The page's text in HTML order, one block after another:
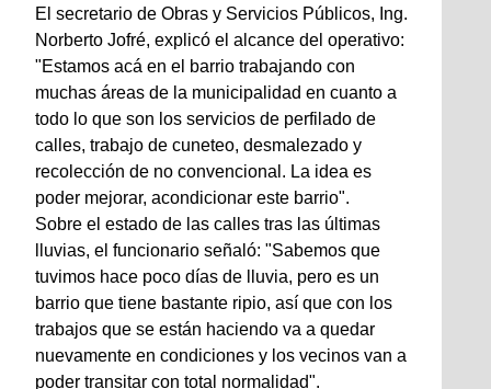
El secretario de Obras y Servicios Públicos, Ing.
Norberto Jofré, explicó el alcance del operativo:
"Estamos acá en el barrio trabajando con
muchas áreas de la municipalidad en cuanto a
todo lo que son los servicios de perfilado de
calles, trabajo de cuneteo, desmalezado y
recolección de no convencional. La idea es
poder mejorar, acondicionar este barrio".
Sobre el estado de las calles tras las últimas
lluvias, el funcionario señaló: "Sabemos que
tuvimos hace poco días de lluvia, pero es un
barrio que tiene bastante ripio, así que con los
trabajos que se están haciendo va a quedar
nuevamente en condiciones y los vecinos van a
poder transitar con total normalidad".